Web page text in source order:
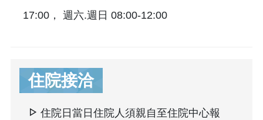
17:00， 週六.週日 08:00-12:00
住院接洽
住院日當日住院人須親自至住院中心報